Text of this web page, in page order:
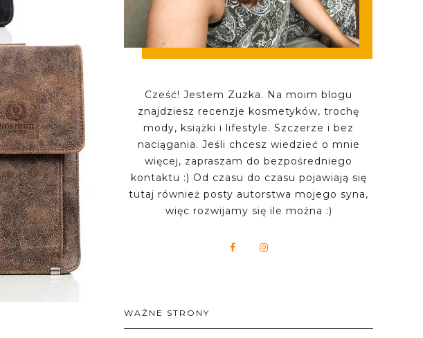
Cześć! Jestem Zuzka. Na moim blogu
znajdziesz recenzje kosmetyków, trochę
mody, książki i lifestyle. Szczerze i bez
naciągania. Jeśli chcesz wiedzieć o mnie
więcej, zapraszam do bezpośredniego
kontaktu :) Od czasu do czasu pojawiają się
tutaj również posty autorstwa mojego syna,
więc rozwijamy się ile można :)
WAŻNE STRONY